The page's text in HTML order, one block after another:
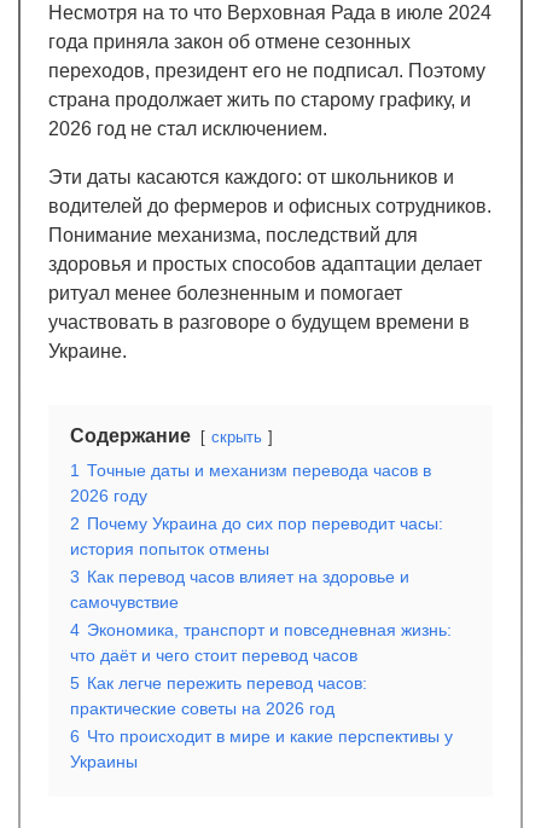
Несмотря на то что Верховная Рада в июле 2024
года приняла закон об отмене сезонных
переходов, президент его не подписал. Поэтому
страна продолжает жить по старому графику, и
2026 год не стал исключением.
Эти даты касаются каждого: от школьников и
водителей до фермеров и офисных сотрудников.
Понимание механизма, последствий для
здоровья и простых способов адаптации делает
ритуал менее болезненным и помогает
участвовать в разговоре о будущем времени в
Украине.
Содержание скрыть
1 Точные даты и механизм перевода часов в
2026 году
2 Почему Украина до сих пор переводит часы:
история попыток отмены
3 Как перевод часов влияет на здоровье и
самочувствие
4 Экономика, транспорт и повседневная жизнь:
что даёт и чего стоит перевод часов
5 Как легче пережить перевод часов:
практические советы на 2026 год
6 Что происходит в мире и какие перспективы у
Украины